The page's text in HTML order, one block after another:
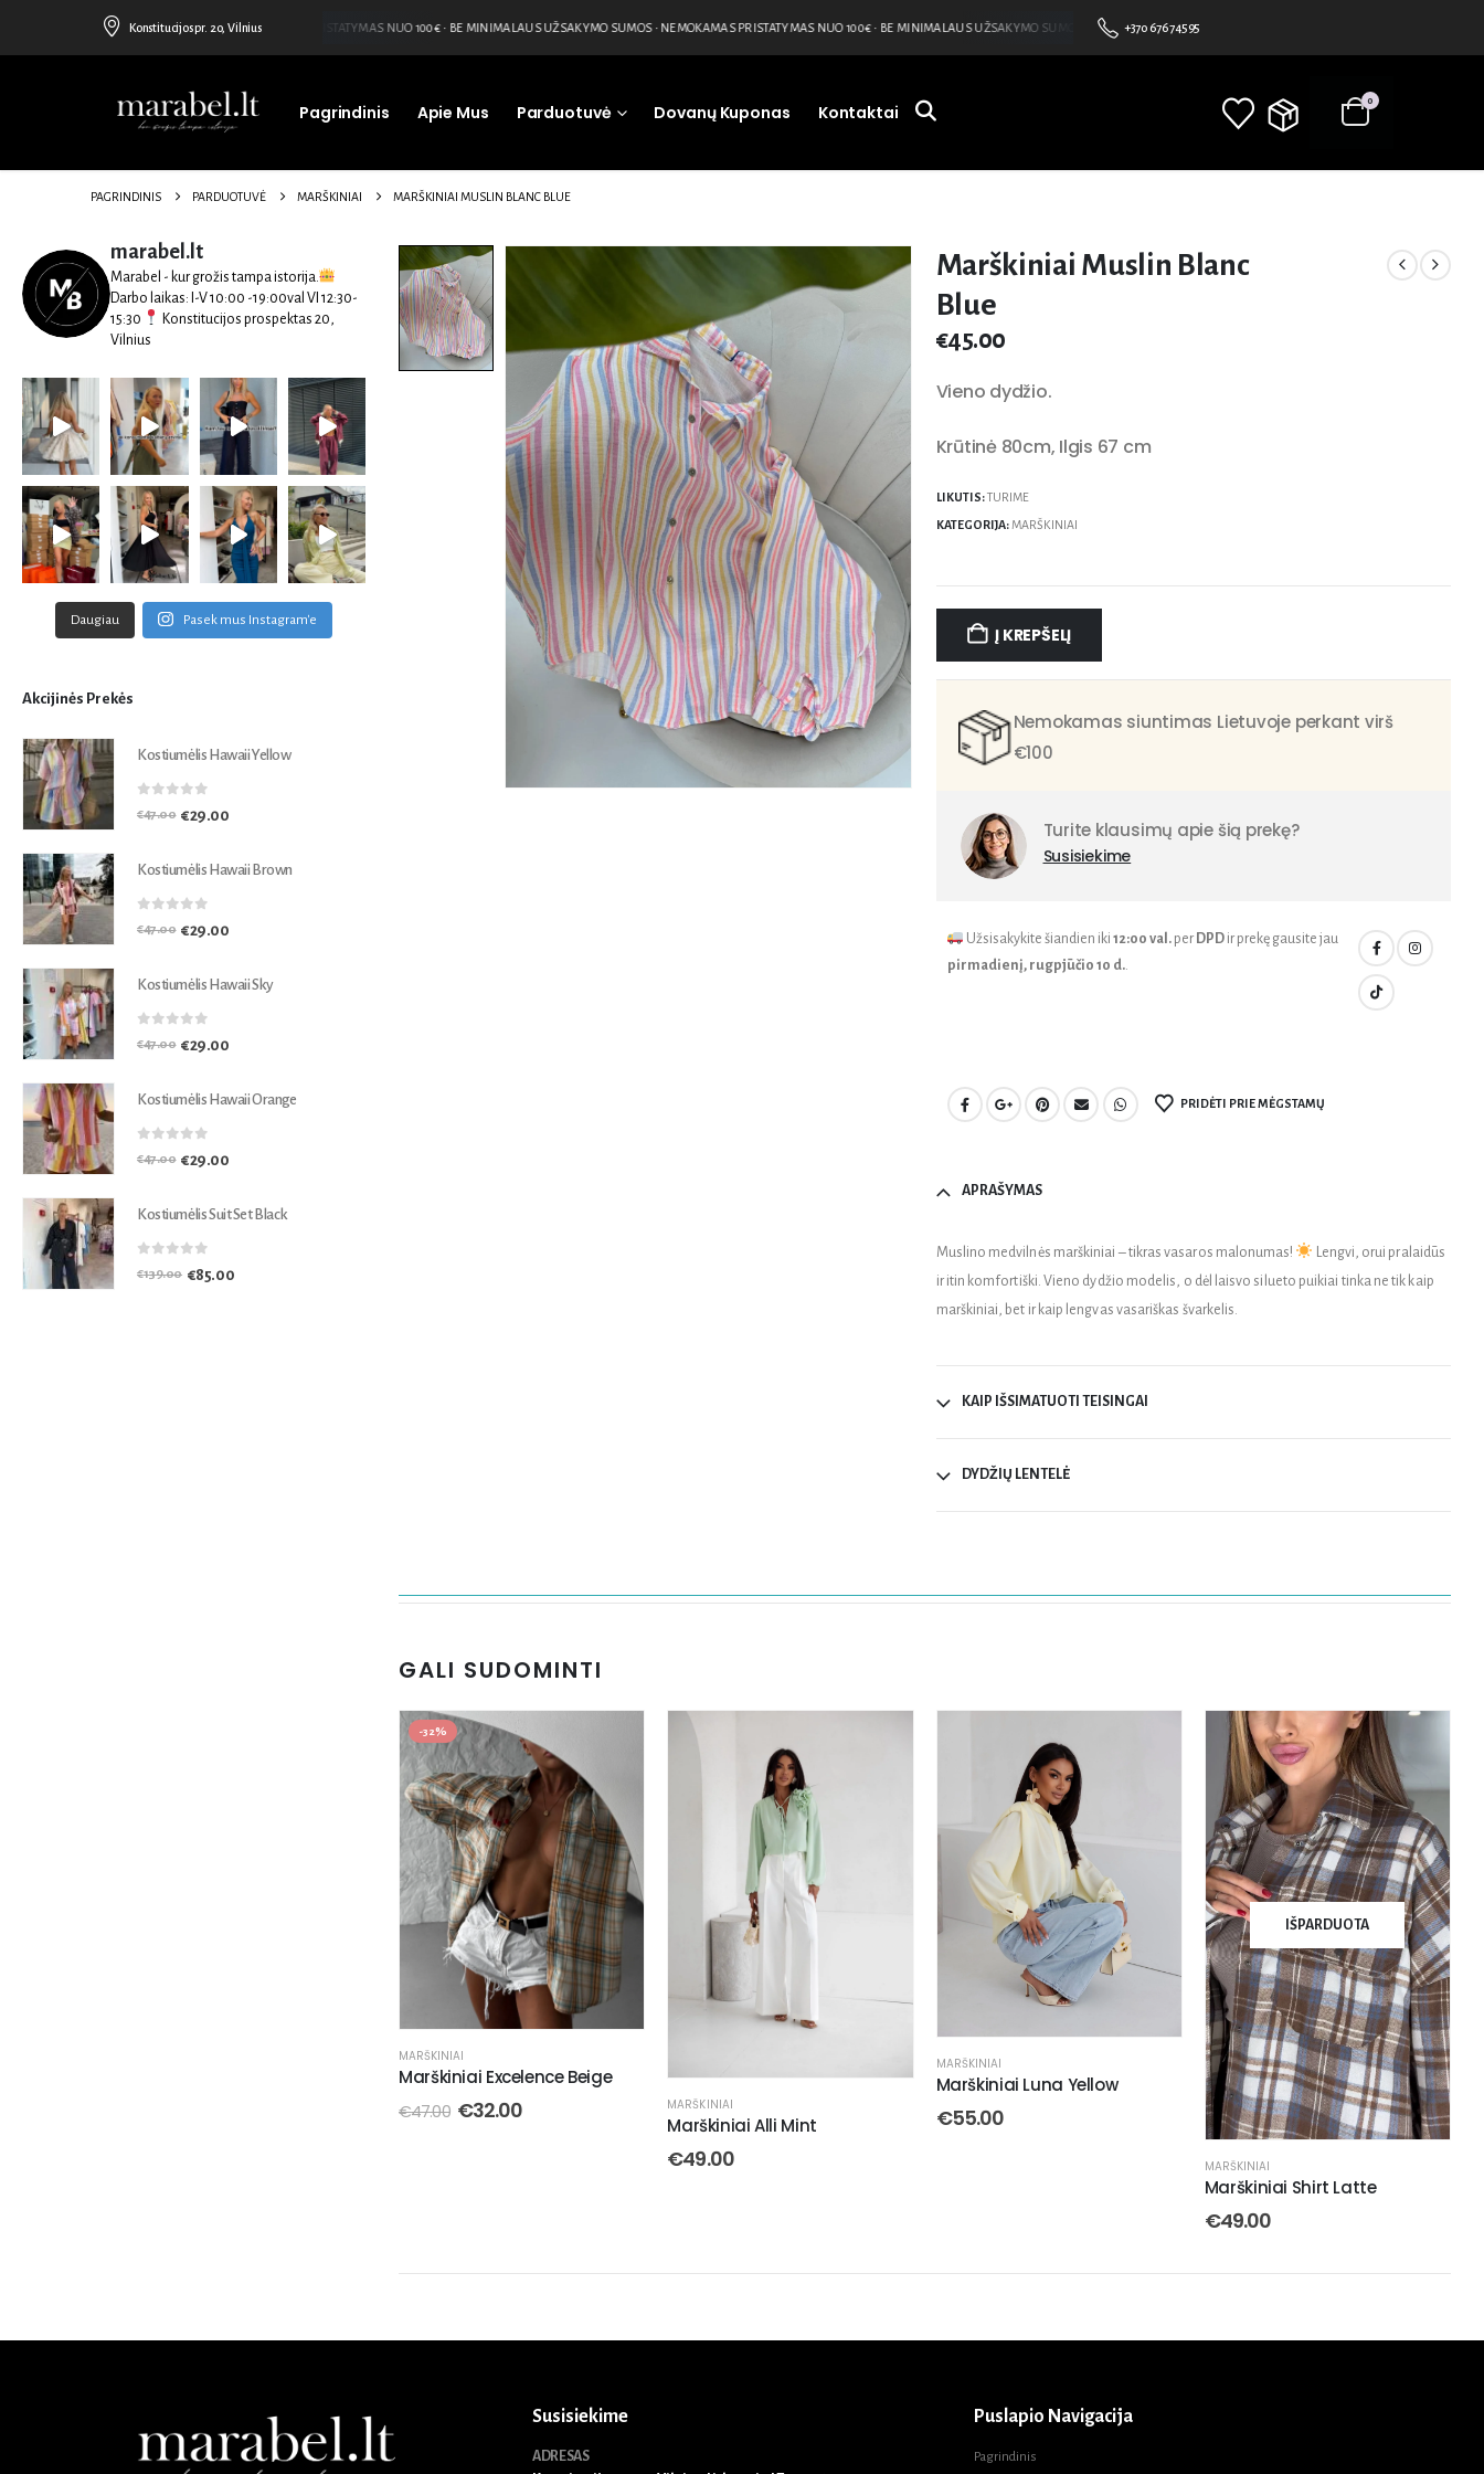
Konstitucijos pr. 20, VilniusNEMOKAMAS PRISTATYMAS NUO 100€ • BE MINIMALAUS UŽSAKYMO SUMOS • NEMOKAMAS PRISTATYMAS NUO 100€ • BE MINIMALAUS UŽSAKYMO SUMOS •NEMOKAMAS PRISTATYMAS NUO 100€ • BE MINIMALAUS UŽSAKYMO
+370 676 74595
Pagrindinis Apie Mus Parduotuvė Dovanų Kuponas Kontaktai
0
PAGRINDINIS PARDUOTUVĖ MARŠKINIAI MARŠKINIAI MUSLIN BLANC BLUE
Marškiniai Muslin Blanc
Blue
€45.00
Vieno dydžio.
Krūtinė 80cm, Ilgis 67 cm
LIKUTIS:TURIME
KATEGORIJA: MARŠKINIAI
Į KREPŠELĮ
Nemokamas siuntimas Lietuvoje perkant virš
€100
Turite klausimų apie šią prekę?
Susisiekime
Užsisakykite šiandien iki12:00 val. per DPD ir prekę gausite jau
pirmadienį, rugpjūčio 10 d..
PRIDĖTI PRIE MĖGSTAMŲ
APRAŠYMAS
Muslino medvilnės marškiniai – tikras vasaros malonumas!
Lengvi, orui pralaidūs
ir itin komfortiški. Vieno dydžio modelis, o dėl laisvo silueto puikiai tinka ne tik kaip
marškiniai, bet ir kaip lengvas vasariškas švarkelis.
KAIP IŠSIMATUOTI TEISINGAI
DYDŽIŲ LENTELĖ
GALI SUDOMINTI
-32%
MARŠKINIAI
Marškiniai Excelence Beige
€47.00 €32.00 MARŠKINIAI
Marškiniai Alli Mint
€49.00
MARŠKINIAI
Marškiniai Luna Yellow
€55.00
IŠPARDUOTA
MARŠKINIAI
Marškiniai Shirt Latte
€49.00
marabel.lt
Marabel - kur grožis tampa istorija.
Darbo laikas: I-V 10:00 -19:00val VI 12:30-
15:30
Konstitucijos prospektas 20,
Vilnius
Daugiau Pasek mus Instagram'e
Akcijinės Prekės
Kostiumėlis Hawaii Yellow
€47.00 €29.00
Kostiumėlis Hawaii Brown
€47.00 €29.00
Kostiumėlis Hawaii Sky
€47.00 €29.00
Kostiumėlis Hawaii Orange
€47.00 €29.00
Kostiumėlis Suit Set Black
€139.00 €85.00
Susisiekime
ADRESAS
Puslapio Navigacija
Pagrindinis